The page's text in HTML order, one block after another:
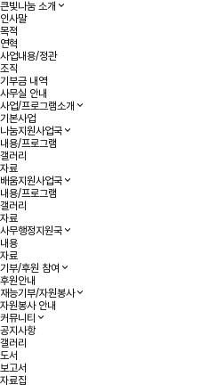
큰빛나눔 소개
인사말
목적
연혁
사업내용/정관
조직
기부금 내역
사무실 안내
사업/프로그램소개
기본사업
나눔지원사업국
내용/프로그램
갤러리
자료
배움지원사업국
내용/프로그램
갤러리
자료
사무행정지원국
내용
자료
기부/후원 참여
후원안내
재능기부/자원봉사
자원봉사 안내
커뮤니티
공지사항
갤러리
도서
보고서
자료집